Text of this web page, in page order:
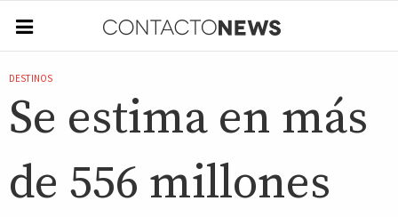
DESTINOS
Se estima en más
de 556 millones